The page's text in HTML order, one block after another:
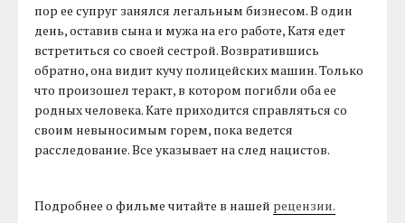
пор ее супруг занялся легальным бизнесом. В один
день, оставив сына и мужа на его работе, Катя едет
встретиться со своей сестрой. Возвратившись
обратно, она видит кучу полицейских машин. Только
что произошел теракт, в котором погибли оба ее
родных человека. Кате приходится справляться со
своим невыносимым горем, пока ведется
расследование. Все указывает на след нацистов.
Подробнее о фильме читайте в нашей рецензии.